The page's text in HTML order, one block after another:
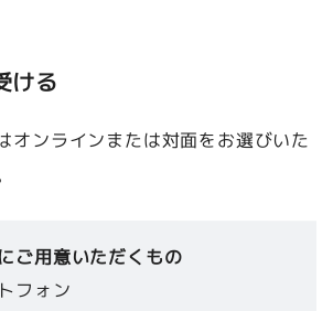
ける
オンラインまたは対面をお選びいた
ご用意いただくもの
フォン